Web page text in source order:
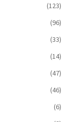
(123)
(96)
(33)
(14)
(47)
(46)
(6)